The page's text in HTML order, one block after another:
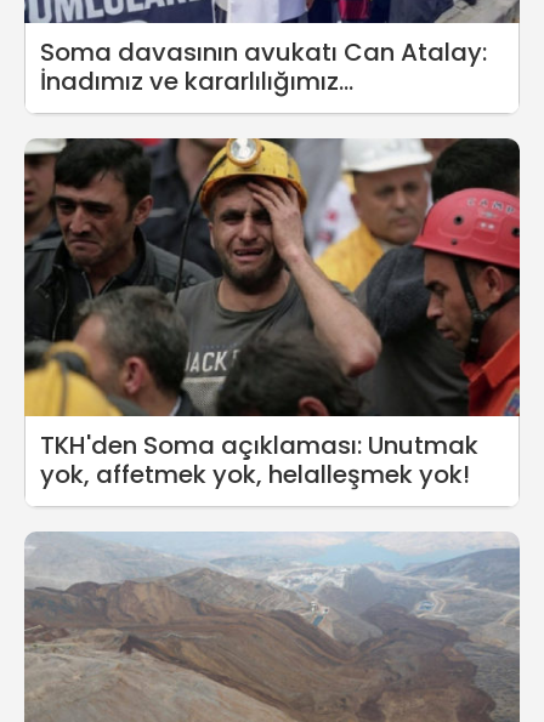
Soma davasının avukatı Can Atalay:
İnadımız ve kararlılığımız
azalmayacak
TKH'den Soma açıklaması: Unutmak
yok, affetmek yok, helalleşmek yok!